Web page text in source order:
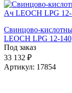
Свинцово-
LEOCH LPG 12-140
Под заказ
33 132 ₽
Артикул: 17854